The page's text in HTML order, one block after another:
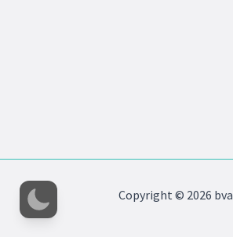
Copyright © 2026 bva